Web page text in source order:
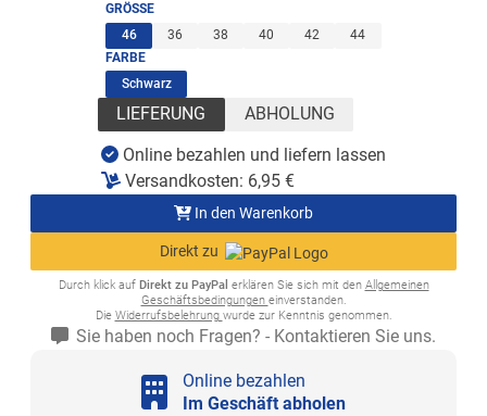
GRÖSSE
46(ausgewählt)
36 38 40 42
44
FARBE
Schwarz(ausgewählt)
LIEFERUNG ABHOLUNG
Online bezahlen und liefern lassen
Versandkosten: 6,95 €
In den Warenkorb
Direkt zu
Durch klick auf Direkt zu PayPal erklären Sie sich mit den Allgemeinen
Geschäftsbedingungen einverstanden.
Die Widerrufsbelehrung wurde zur Kenntnis genommen.
Sie haben noch Fragen? - Kontaktieren Sie uns.
Online bezahlen
Im Geschäft abholen